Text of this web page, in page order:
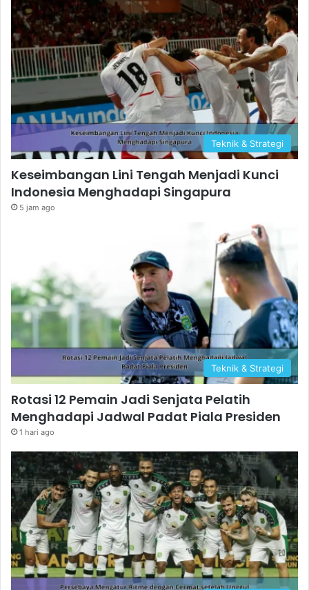
Teknik & Strategi
Keseimbangan Lini Tengah Menjadi Kunci
Indonesia Menghadapi Singapura
5 jam ago
Teknik & Strategi
Rotasi 12 Pemain Jadi Senjata Pelatih
Menghadapi Jadwal Padat Piala Presiden
1 hari ago